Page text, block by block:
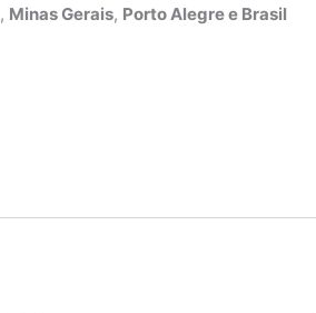
, Minas Gerais, Porto Alegre e Brasil